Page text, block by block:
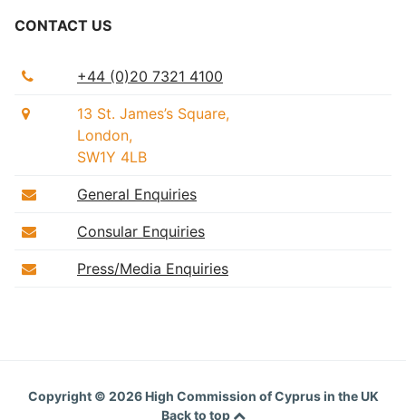
CONTACT US
+44 (0)20 7321 4100
13 St. James’s Square,
London,
SW1Y 4LB
General Enquiries
Consular Enquiries
Press/Media Enquiries
Copyright © 2026 High Commission of Cyprus in the UK
Back to top